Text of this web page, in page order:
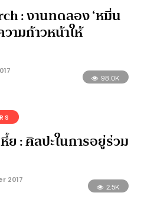
: งานทดลอง ‘หมิ่น
ามก้าวหน้าให้
98.0K
: ศิลปะในการอยู่ร่วม
2017
2.5K